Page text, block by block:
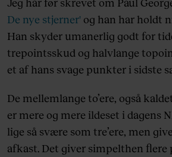
De nye stjerner' og han har holdt
Han skyder umanerlig godt for
trepointsskud og halvlange
et af hans svage punkter i sidste
De mellemlange to’ere, også
er mere og mere ildeset i dagens
lige så svære som tre’ere, men
afkast. Det giver simpelthen